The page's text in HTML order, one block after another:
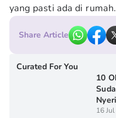
yang pasti ada di
Share Article
Curated For You
10
Nyeri
16